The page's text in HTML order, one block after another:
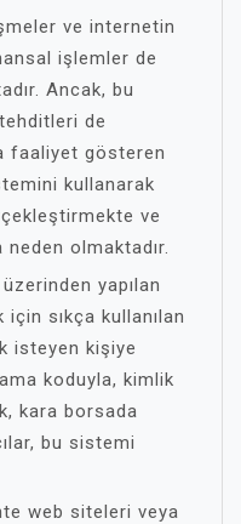
ve internetin
işlemler de
Ancak, bu
de
faaliyet gösteren
kullanarak
ve
neden olmaktadır.
yapılan
sıkça kullanılan
isteyen kişiye
koduyla, kimlik
kara borsada
bu sistemi
web siteleri veya